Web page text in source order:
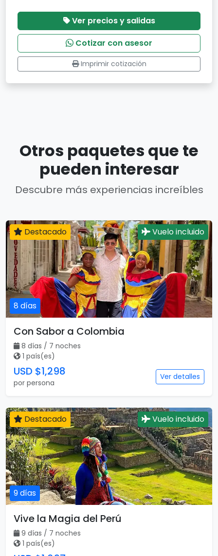
Ver precios y salidas
Cotizar con asesor
Imprimir cotización
Otros paquetes que te
pueden interesar
Descubre más experiencias increíbles
8 días
Destacado Vuelo incluido
Con Sabor a Colombia
8 días / 7 noches
1 país(es)
USD $1,298
por persona
Ver detalles
9 días
Destacado Vuelo incluido
Vive la Magia del Perú
9 días / 7 noches
1 país(es)